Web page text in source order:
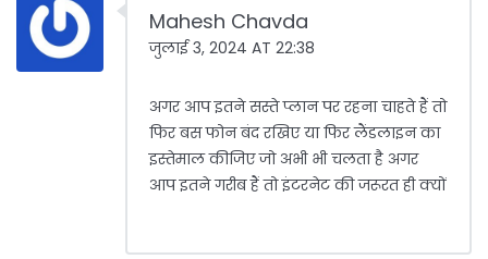
Mahesh Chavda
जुलाई 3, 2024 AT 22:38
अगर आप इतने सस्ते प्लान पर रहना चाहते हैं तो
फिर बस फोन बंद रखिए या फिर लैंडलाइन का
इस्तेमाल कीजिए जो अभी भी चलता है अगर
आप इतने गरीब हैं तो इंटरनेट की जरूरत ही क्यों